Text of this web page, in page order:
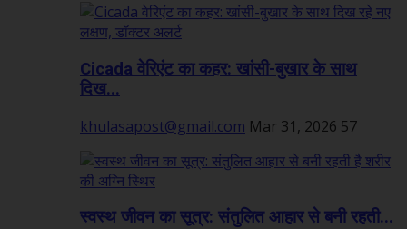
Cicada वेरिएंट का कहर: खांसी-बुखार के साथ
दिख...
khulasapost@gmail.com Mar 31, 2026 57
स्वस्थ जीवन का सूत्र: संतुलित आहार से बनी रहती...